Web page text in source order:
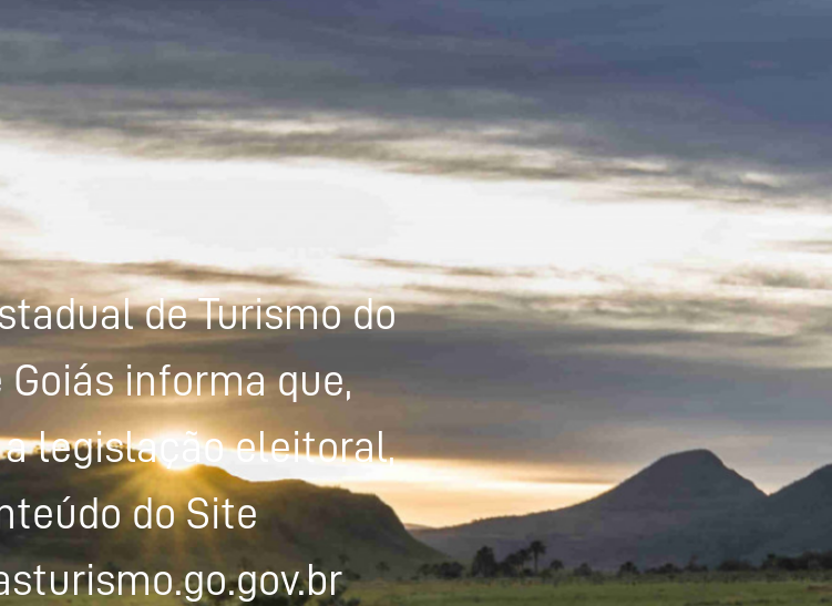
de Turismo do
Goiás informa que,
legislação eleitoral,
do Site